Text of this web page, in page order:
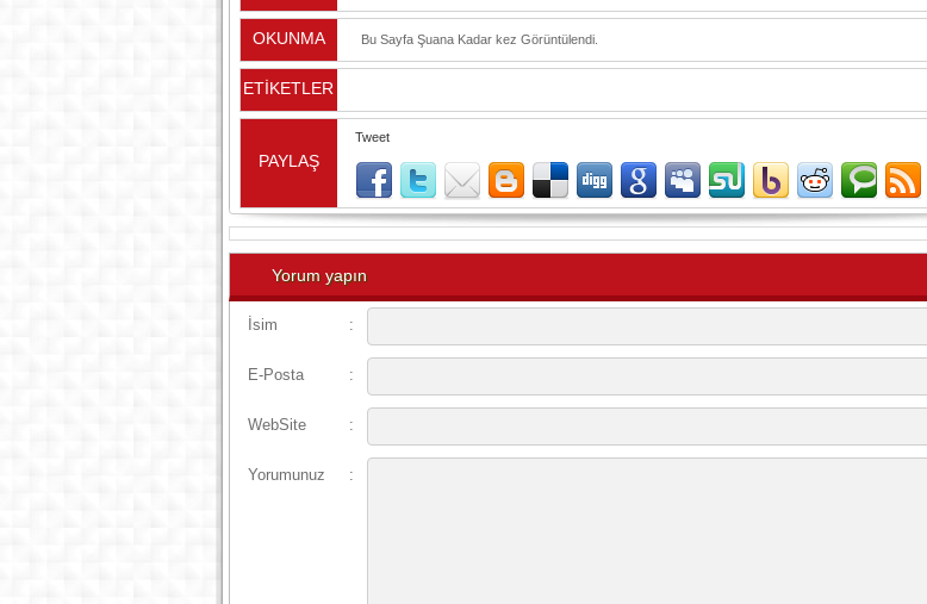
OKUNMA Bu Sayfa Şuana Kadar kez Görüntülendi.
ETİKETLER
PAYLAŞ
Tweet
Yorum yapın
İsim :
E-Posta :
WebSite :
Yorumunuz :